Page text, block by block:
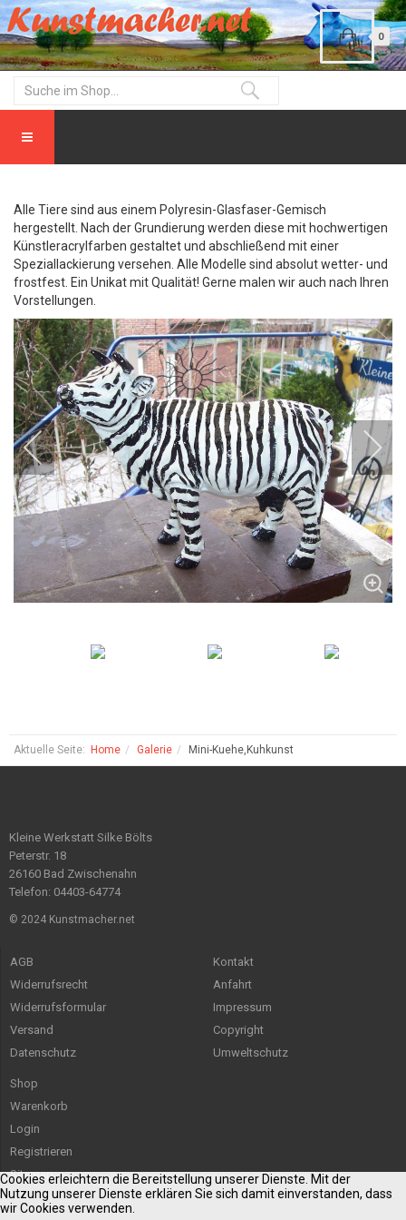
0
Alle Tiere sind aus einem Polyresin-Glasfaser-Gemisch
hergestellt. Nach der Grundierung werden diese mit hochwertigen
Künstleracrylfarben gestaltet und abschließend mit einer
Speziallackierung versehen. Alle Modelle sind absolut wetter- und
frostfest. Ein Unikat mit Qualität! Gerne malen wir auch nach Ihren
Vorstellungen.
Aktuelle Seite: Home Galerie Mini-Kuehe,Kuhkunst
Kleine Werkstatt Silke Bölts
Peterstr. 18
26160 Bad Zwischenahn
Telefon: 04403-64774
© 2024 Kunstmacher.net
AGB
Widerrufsrecht
Widerrufsformular
Versand
Datenschutz
Kontakt
Anfahrt
Impressum
Copyright
Umweltschutz
Shop
Warenkorb
Login
Registrieren
Sitemap
Cookies erleichtern die Bereitstellung unserer Dienste. Mit der
Nutzung unserer Dienste erklären Sie sich damit einverstanden, dass
wir Cookies verwenden.